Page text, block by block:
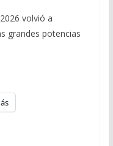
a
i
m
p
a
volvió a
grandes potencias